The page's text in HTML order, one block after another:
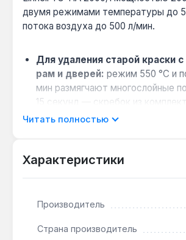
двумя режимами температуры до
потока воздуха до 500 л/мин.
Для удаления старой краски
рам и дверей: режим 550 °C и
мин размягчают многослойные
15 секунд — скребок из
счищать остатки без
поток 300 л/мин подходят для
Для пайки медных труб в
обеспечивает нагрев до
Читать полностью
Характеристики
Производитель
Страна производитель